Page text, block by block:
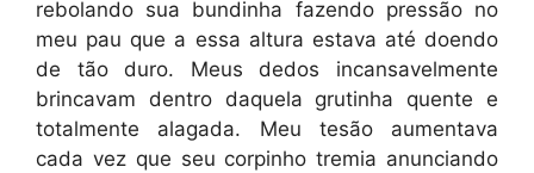
rebolando sua bundinha fazendo pressão no
meu pau que a essa altura estava até doendo
de tão duro. Meus dedos incansavelmente
brincavam dentro daquela grutinha quente e
totalmente alagada. Meu tesão aumentava
cada vez que seu corpinho tremia anunciando